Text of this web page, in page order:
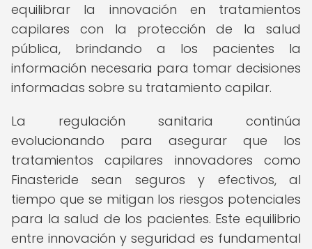
equilibrar la innovación en tratamientos
capilares con la protección de la salud
pública, brindando a los pacientes la
información necesaria para tomar decisiones
informadas sobre su tratamiento capilar.
La regulación sanitaria continúa
evolucionando para asegurar que los
tratamientos capilares innovadores como
Finasteride sean seguros y efectivos, al
tiempo que se mitigan los riesgos potenciales
para la salud de los pacientes. Este equilibrio
entre innovación y seguridad es fundamental